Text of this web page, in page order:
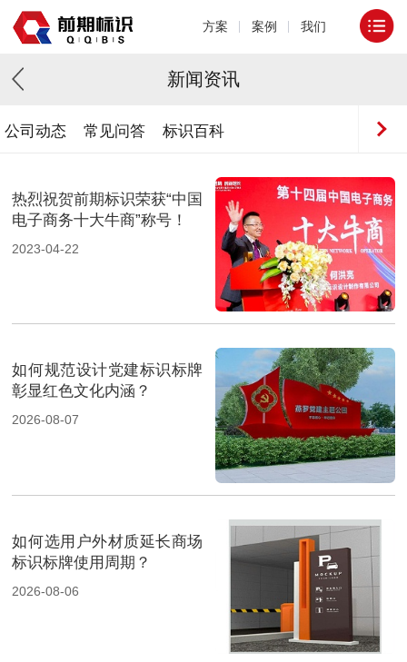
方案 案例 我们
新闻资讯
公司动态 常见问答 标识百科
热烈祝贺前期标识荣获“中国
电子商务十大牛商”称号！
2023-04-22
如何规范设计党建标识标牌
彰显红色文化内涵？
2026-08-07
如何选用户外材质延长商场
标识标牌使用周期？
2026-08-06